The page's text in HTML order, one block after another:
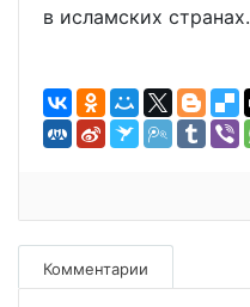
в исламских странах.
Комментарии